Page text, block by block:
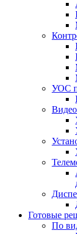
УОС
Готовые
По